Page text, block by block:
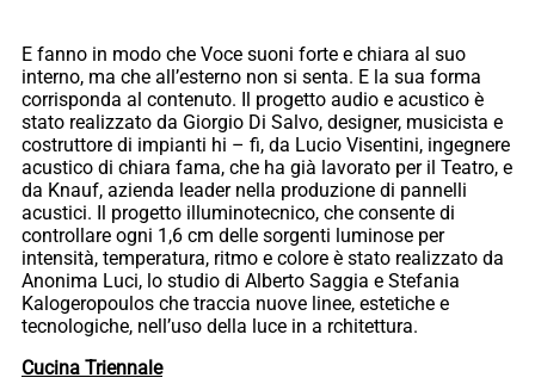
E fanno in modo che Voce suoni forte e chiara al suo
interno, ma che all’esterno non si senta. E la sua forma
corrisponda al contenuto. Il progetto audio e acustico è
stato realizzato da Giorgio Di Salvo, designer, musicista e
costruttore di impianti hi – fi, da Lucio Visentini, ingegnere
acustico di chiara fama, che ha già lavorato per il Teatro, e
da Knauf, azienda leader nella produzione di pannelli
acustici. Il progetto illuminotecnico, che consente di
controllare ogni 1,6 cm delle sorgenti luminose per
intensità, temperatura, ritmo e colore è stato realizzato da
Anonima Luci, lo studio di Alberto Saggia e Stefania
Kalogeropoulos che traccia nuove linee, estetiche e
tecnologiche, nell’uso della luce in a rchitettura.
Cucina Triennale